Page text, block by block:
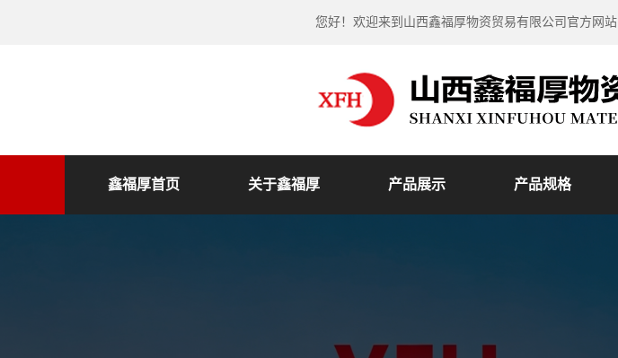
您好！欢迎来到山西鑫福厚物资贸易有限公司官方网站
鑫福厚首页 关于鑫福厚 产品展示 产品规格